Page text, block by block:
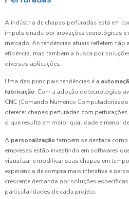
A indústria de chapas perfuradas está em
impulsionada por inovações tecnológicas
mercado. As tendências atuais refletem não
eficiência, mas também a busca por
diversas aplicações.
Uma das principais tendências é a
fabricação. Com a adoção de tecnologias
CNC (Comando Numérico
oferecer chapas perfuradas com
o que resulta em maior qualidade e menor
A personalização também se destaca
empresas estão investindo em softwares
visualizar e modificar suas chapas em
experiência de compra mais interativa e
crescente demanda por soluções
particularidades de cada projeto.